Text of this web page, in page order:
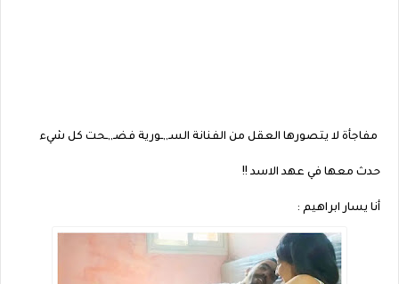
مفاجأة لا يتصورها العقل من الفنانة السـ,,ـورية فضـ,,ـحت كل شيء
حدث معها في عهد الاسد !!
أنا يسار ابراهيم :